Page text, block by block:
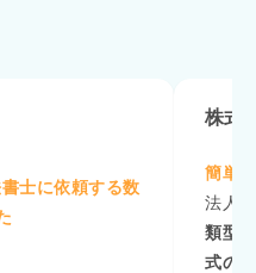
士に依頼する数
株式
簡単
法人
類型
式の